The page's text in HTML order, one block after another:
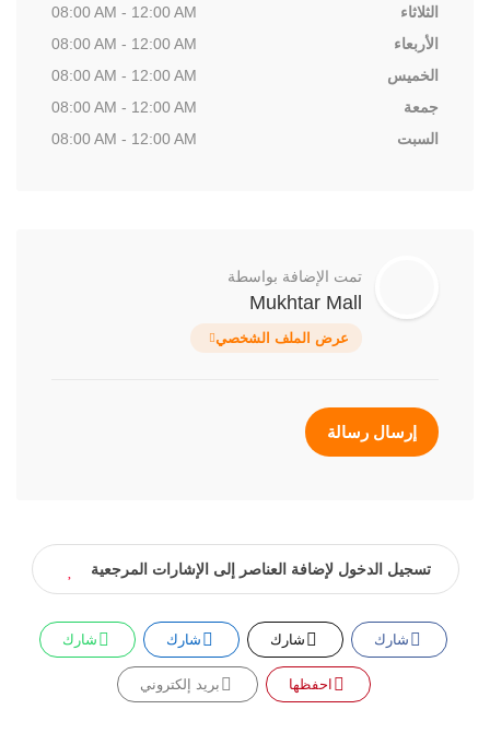
الثلاثاء
08:00 AM - 12:00 AM
الأربعاء
08:00 AM - 12:00 AM
الخميس
08:00 AM - 12:00 AM
جمعة
08:00 AM - 12:00 AM
السبت
08:00 AM - 12:00 AM
تمت الإضافة بواسطة
Mukhtar Mall
عرض الملف الشخصي
إرسال رسالة
تسجيل الدخول لإضافة العناصر إلى الإشارات المرجعية
شارك شارك شارك شارك
احفظها بريد إلكتروني